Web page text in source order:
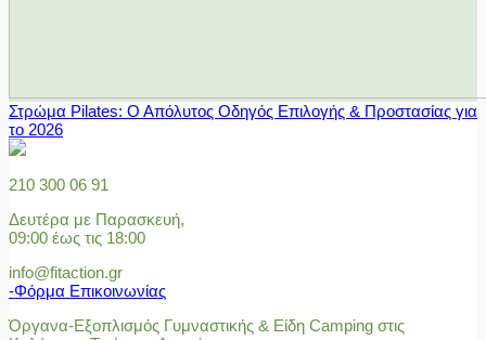
Στρώμα Pilates: Ο Απόλυτος Οδηγός Επιλογής & Προστασίας για
το 2026
210 300 06 91
Δευτέρα με Παρασκευή,
09:00 έως τις 18:00
info@fitaction.gr
-Φόρμα Επικοινωνίας
Όργανα-Εξοπλισμός Γυμναστικής & Είδη Camping στις